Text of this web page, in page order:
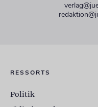
RESSORTS
Politik